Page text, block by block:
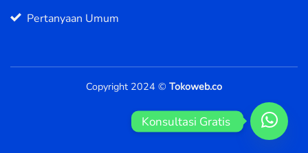
Pertanyaan Umum
Copyright 2024 © Tokoweb.co
Konsultasi Gratis